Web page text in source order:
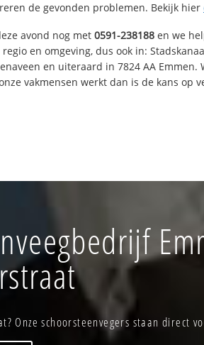
de gevonden problemen. Bekijk hier
avond nog met 0591-238188 en we
regio en omgeving, dus ook in:
en uiteraard in 7824 AA Emmen.
vakmensen werkt dan is de kans op
Onze schoorsteenvegers staan direct